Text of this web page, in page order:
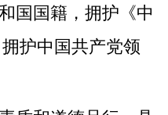
国国籍，拥护《中
护中国共产党领